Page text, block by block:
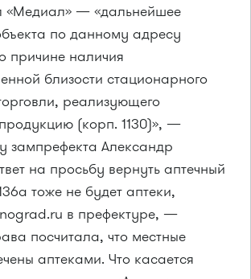
«Медиал» — «дальнейшее
по данному адресу
причине наличия
близости стационарного
реализующего
(корп. 1130)», —
зампрефекта Александр
на просьбу вернуть аптечный
тоже не будет аптеки,
в префектуре, —
посчитала, что местные
аптеками. Что касается